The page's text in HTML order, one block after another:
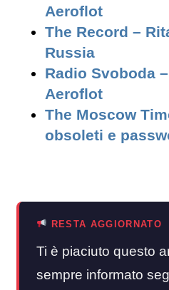
Aeroflot
The Record –
Russia
Radio Svoboda
Aeroflot
The Moscow
obsoleti e
RESTA AGGIORNATO
Ti è piaciuto questo
sempre informato